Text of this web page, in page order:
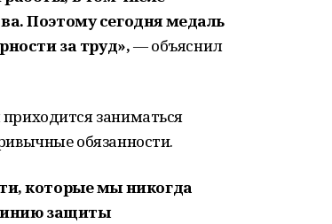
Поэтому сегодня медаль
за труд»,— объяснил
заниматься
обязанности.
которые мы никогда
защиты